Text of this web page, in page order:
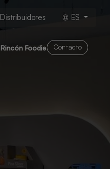
Distribuidores ES
Rincón Foodie Contacto